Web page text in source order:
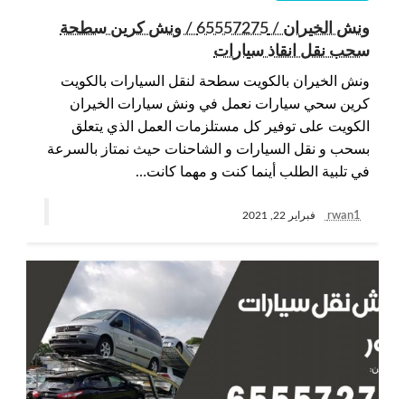
ونش الخيران / 65557275 / ونش كرين سطحة
سحب نقل انقاذ سيارات
ونش الخيران بالكويت سطحة لنقل السيارات بالكويت
كرين سحي سيارات نعمل في ونش سيارات الخيران
الكويت على توفير كل مستلزمات العمل الذي يتعلق
بسحب و نقل السيارات و الشاحنات حيث نمتاز بالسرعة
في تلبية الطلب أينما كنت و مهما كانت…
rwan1 فبراير 22, 2021